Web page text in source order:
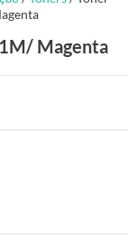
Magenta